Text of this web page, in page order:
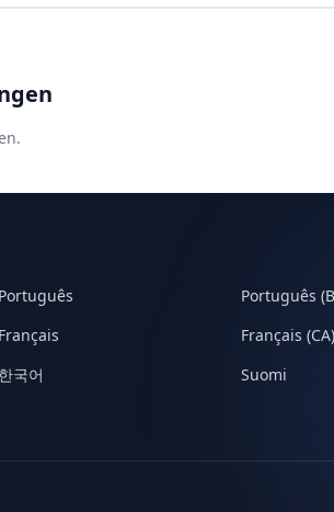
Português Português
Français Français (CA)
한국어 Suomi